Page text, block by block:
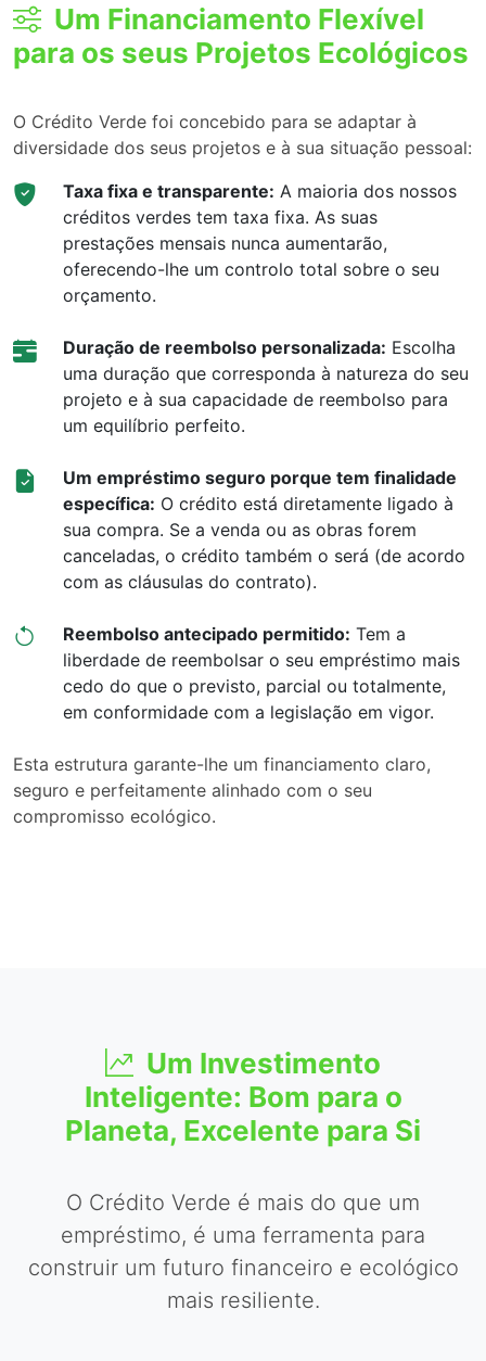
Um Financiamento Flexível
para os seus Projetos Ecológicos
O Crédito Verde foi concebido para se adaptar à
diversidade dos seus projetos e à sua situação pessoal:
Taxa fixa e transparente: A maioria dos nossos
créditos verdes tem taxa fixa. As suas
prestações mensais nunca aumentarão,
oferecendo-lhe um controlo total sobre o seu
orçamento.
Duração de reembolso personalizada: Escolha
uma duração que corresponda à natureza do seu
projeto e à sua capacidade de reembolso para
um equilíbrio perfeito.
Um empréstimo seguro porque tem finalidade
específica: O crédito está diretamente ligado à
sua compra. Se a venda ou as obras forem
canceladas, o crédito também o será (de acordo
com as cláusulas do contrato).
Reembolso antecipado permitido: Tem a
liberdade de reembolsar o seu empréstimo mais
cedo do que o previsto, parcial ou totalmente,
em conformidade com a legislação em vigor.
Esta estrutura garante-lhe um financiamento claro,
seguro e perfeitamente alinhado com o seu
compromisso ecológico.
Um Investimento
Inteligente: Bom para o
Planeta, Excelente para Si
O Crédito Verde é mais do que um
empréstimo, é uma ferramenta para
construir um futuro financeiro e ecológico
mais resiliente.